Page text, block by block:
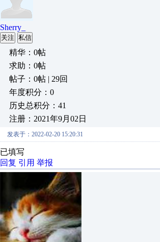
Sherry_
关注 私信
精华：0帖
求助：0帖
帖子：0帖 | 29回
年度积分：0
历史总积分：41
注册：2021年9月02日
发表于：2022-02-20 15:20:31
已填写
回复 引用 举报